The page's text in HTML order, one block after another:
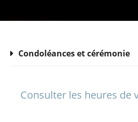
Condoléances et cérémonie
Consulter les heures de